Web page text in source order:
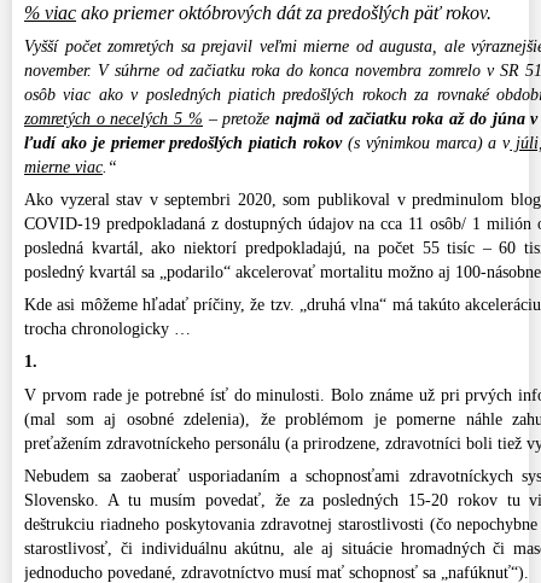
% viac ako priemer októbrových dát za predošlých päť rokov.
Vyšší počet zomretých sa prejavil veľmi mierne od augusta, ale
november. V súhrne od začiatku roka do konca novembra zomrelo v SR
osôb viac ako v posledných piatich predošlých rokoch za rovnaké
zomretých o necelých 5 % – pretoženajmä od začiatku roka až do júna
ľudí ako je priemer predošlých piatich rokov(s výnimkou marca) a vjúli,
mierne viac .“
Ako vyzeral stav v septembri 2020, som publikoval v predminulom
COVID-19 predpokladaná z dostupných údajov na cca 11 osôb/ 1 milión
posledná kvartál, ako niektorí predpokladajú, na počet 55 tisíc – 60
posledný kvartál sa „podarilo“ akcelerovať mortalitu možno aj 100-
Kde asi môžeme hľadať príčiny, že tzv. „druhá vlna“ má takúto
trocha chronologicky …
1.
V prvom rade je potrebné ísť do minulosti. Bolo známe už pri prvých
(mal som aj osobné zdelenia), že problémom je pomerne náhle
preťažením zdravotníckeho personálu (a prirodzene, zdravotníci boli tiež
Nebudem sa zaoberať usporiadaním a schopnosťami zdravotníckych
Slovensko. A tu musím povedať, že za posledných 15-20 rokov tu
deštrukciu riadneho poskytovania zdravotnej starostlivosti (čo
starostlivosť, či individuálnu akútnu, ale aj situácie hromadných či
jednoducho povedané, zdravotníctvo musí mať schopnosť sa „nafúknuť“).